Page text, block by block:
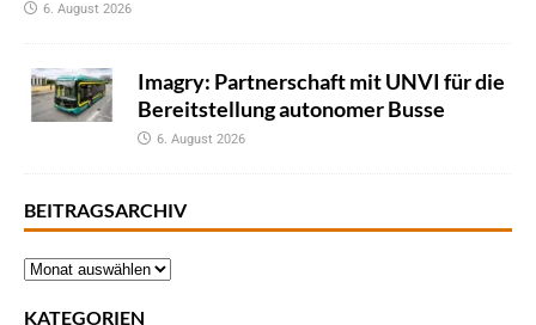
6. August 2026
Imagry: Partnerschaft mit UNVI für die
Bereitstellung autonomer Busse
6. August 2026
BEITRAGSARCHIV
KATEGORIEN